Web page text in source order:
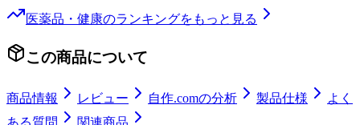
医薬品・健康のランキングをもっと見る
この商品について
商品情報 レビュー 自作.comの分析 製品仕様
よく
ある質問
関連商品